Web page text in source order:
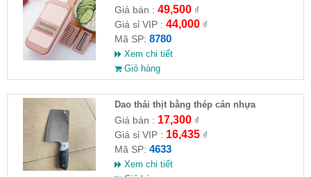
Giá bán : 49,500₫
Giá sỉ VIP : 44,000₫
Mã SP: 8780
Xem chi tiết
Giỏ hàng
Dao thái thịt bằng thép cán nhựa
Giá bán : 17,300₫
Giá sỉ VIP : 16,435₫
Mã SP: 4633
Xem chi tiết